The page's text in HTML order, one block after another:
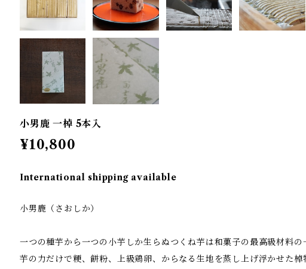
小男鹿 一棹 5本入
¥10,800
International shipping available
小男鹿（さおしか）
一つの種芋から一つの小芋しか生らぬつくね芋は和菓子の最高級材料の
芋の力だけで粳、餅粉、上級鶏卵、からなる生地を蒸し上げ浮かせた棹